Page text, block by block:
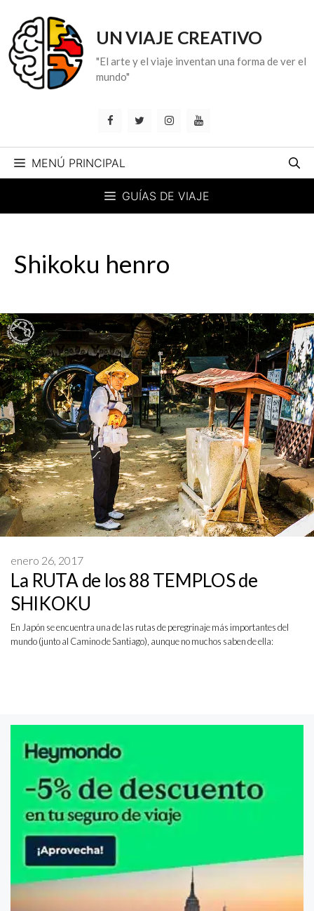
contenido
UN VIAJE CREATIVO
"El arte y el viaje inventan una forma de ver el
mundo"
MENÚ PRINCIPAL
GUÍAS DE VIAJE
Shikoku henro
La RUTA de los 88 TEMPLOS de
SHIKOKU
enero 26, 2017
En Japón se encuentra una de las rutas de peregrinaje más importantes del
mundo (junto al Camino de Santiago), aunque no muchos saben de ella: